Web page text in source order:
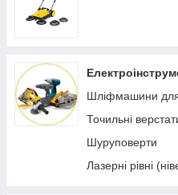
Шліфмашини для
Точильні
Шуруповерти
Лазерні рівні